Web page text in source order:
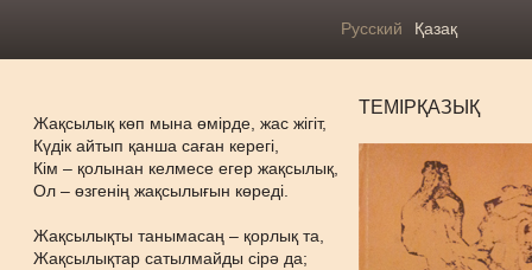
Русский Қазақ
Жақсылық көп мына өмірде, жас жігіт,
Күдік айтып қанша саған керегі,
Кім – қолынан келмесе егер жақсылық,
Ол – өзгенің жақсылығын көреді.
Жақсылықты танымасаң – қорлық та,
Жақсылықтар сатылмайды сірә да;
ТЕМІРҚАЗЫҚ